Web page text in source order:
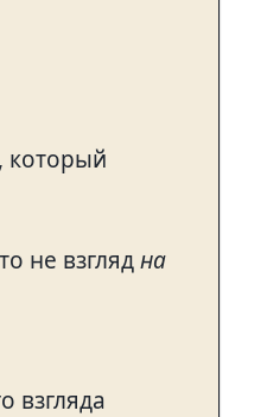
который
не взглядна
взгляда